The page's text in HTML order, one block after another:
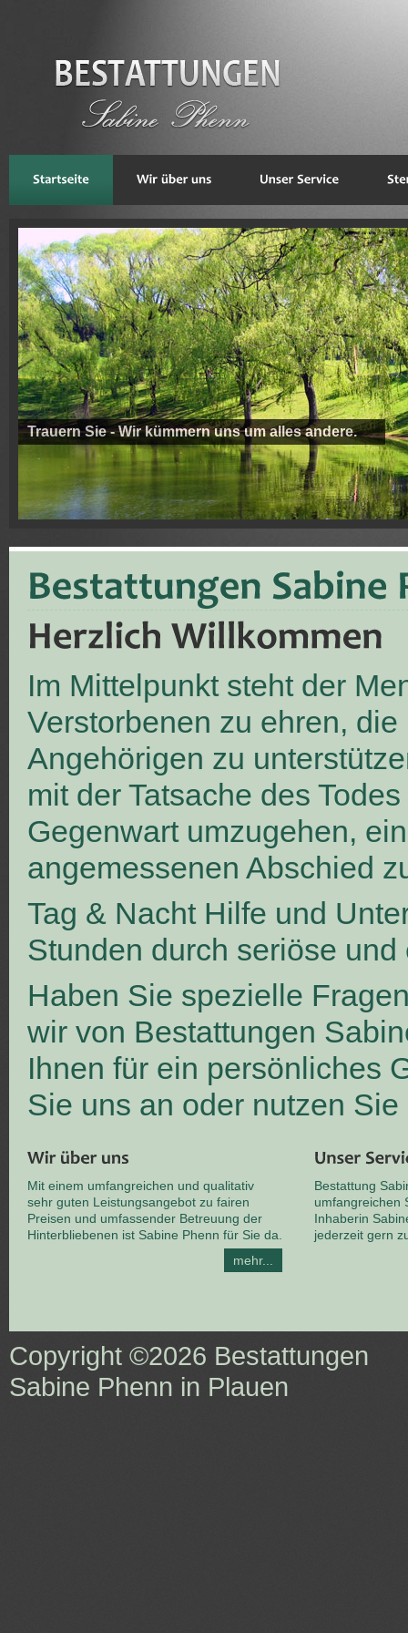
Trauern Sie - Wir kümmern uns um alles andere.
Im Mittelpunkt steht der
Verstorbenen zu ehren, die
Angehörigen zu
mit der Tatsache des
Gegenwart umzugehen,
angemessenen Abschied
Tag & Nacht Hilfe und
Stunden durch seriöse
Haben Sie spezielle
wir von Bestattungen
Ihnen für ein persönliches
Sie uns an oder nutzen
Mit einem umfangreichen und qualitativ
sehr guten Leistungsangebot zu fairen
Preisen und umfassender Betreuung der
Hinterbliebenen ist Sabine Phenn für Sie da.
mehr...
Bestattung
umfangreichen
Inhaberin
jederzeit gern
Copyright ©2026 Bestattungen
Sabine Phenn in Plauen